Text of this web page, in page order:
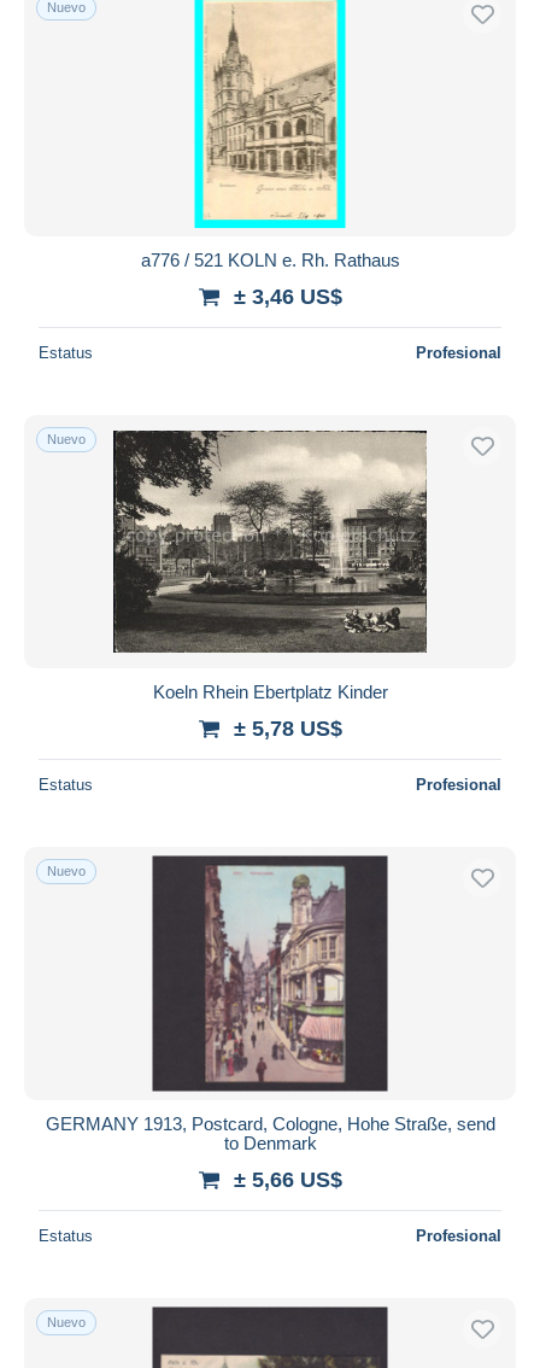
Sólo con descuento
Transferencia bancaria
Mastercard
Deseleccionar todo
Mundo entero
Aplicar
Nuevo
a776 / 521 KOLN e. Rh. Rathaus
± 3,46 US$
Estatus Profesional
Nuevo
Koeln Rhein Ebertplatz Kinder
± 5,78 US$
Estatus Profesional
Nuevo
GERMANY 1913, Postcard, Cologne, Hohe Straße, send
to Denmark
± 5,66 US$
Estatus Profesional
Nuevo